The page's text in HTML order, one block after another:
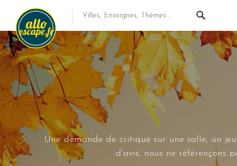
Une demande de critique sur une salle, un
d’avis, nous ne référençons